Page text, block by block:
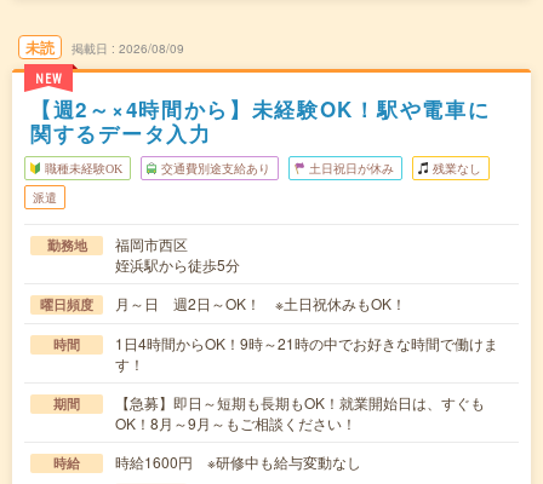
未読
NEW
掲載日 2026/08/09
【週2～×4時間から】未経験OK！駅や電車に
関するデータ入力
職種未経験OK 交通費別途支給あり 土日祝日が休み 残業なし
派遣
勤務地
福岡市西区
姪浜駅から徒歩5分
曜日頻度 月～日 週2日～OK！ ※土日祝休みもOK！
時間
1日4時間からOK！9時～21時の中でお好きな時間で働けま
す！
期間
【急募】即日～短期も長期もOK！就業開始日は、すぐも
OK！8月～9月～もご相談ください！
時給 時給1600円 ※研修中も給与変動なし